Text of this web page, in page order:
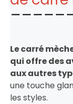
Le carré
qui offre des
aux autres
une touche
les styles.